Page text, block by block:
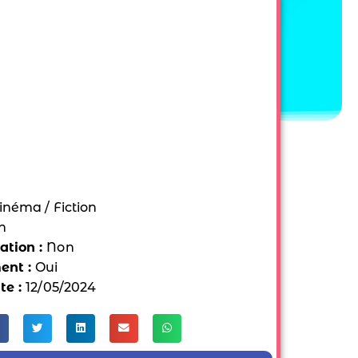
/ Fiction
: Non
:Oui
:12/05/2024